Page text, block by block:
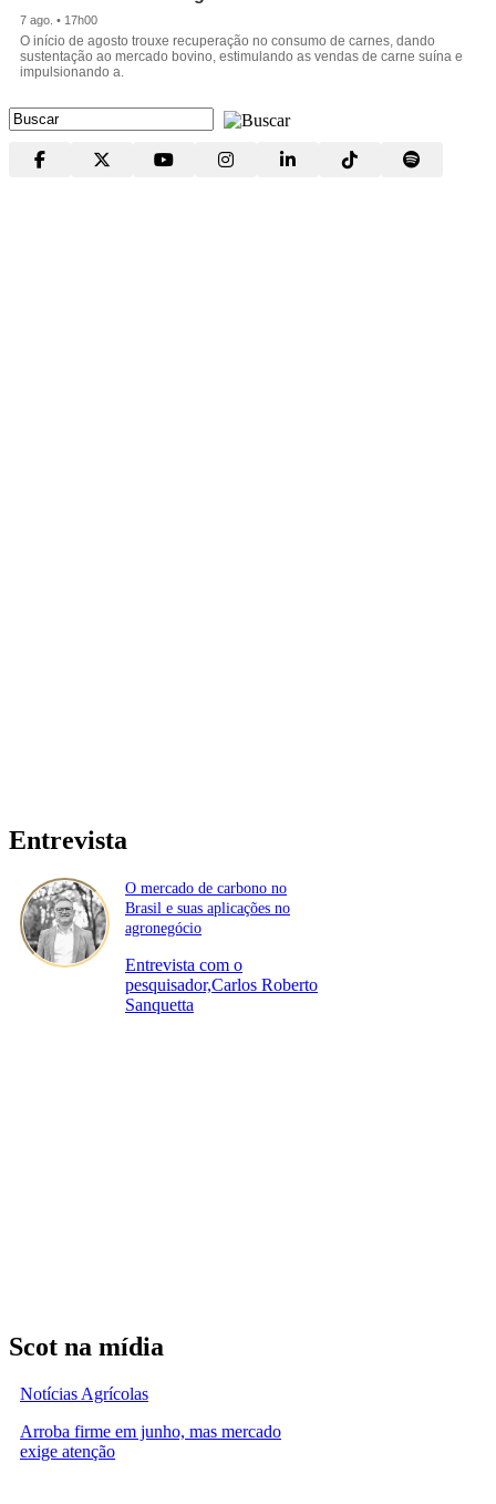
7 ago. • 17h00
O início de agosto trouxe recuperação no consumo de carnes, dando
sustentação ao mercado bovino, estimulando as vendas de carne suína e
impulsionando a.
Entrevista
O mercado de carbono no
Brasil e suas aplicações no
agronegócio
Entrevista com o
pesquisador,Carlos Roberto
Sanquetta
Scot na mídia
Notícias Agrícolas
Arroba firme em junho, mas mercado
exige atenção